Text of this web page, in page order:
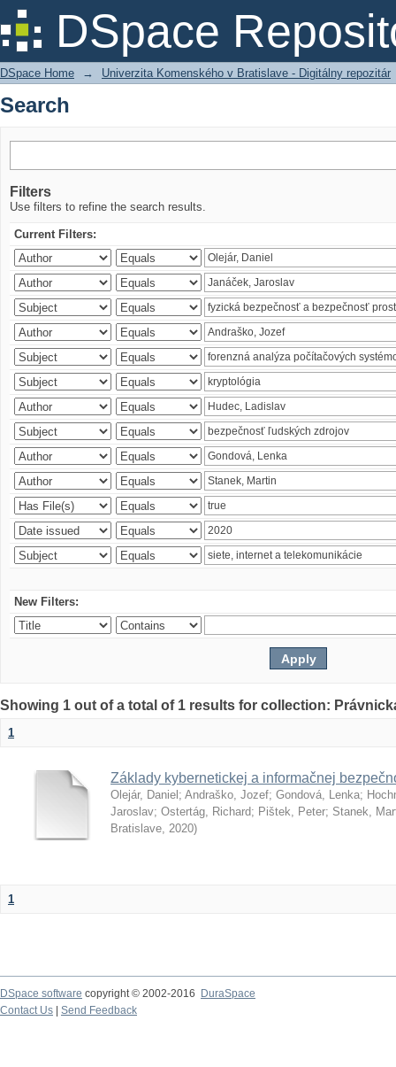
DSpace
Search
DSpace Home → Univerzita Komenského v Bratislave - Digitálny repozitár
Search
Filters
Use filters to refine the search results.
Current Filters:
New Filters:
Showing 1 out of a total of 1 results for collection:
1
Základy kybernetickej a informačnej
Olejár, Daniel ; Andraško, Jozef; Gondová, Lenka;
Jaroslav; Ostertág, Richard; Pištek, Peter; Stanek,
Bratislave, 2020)
1
DSpace software copyright © 2002-2016
DuraSpace
Contact Us
Send Feedback